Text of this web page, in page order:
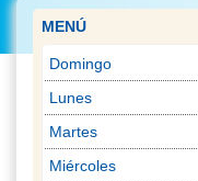
MENÚ
Domingo
Lunes
Martes
Miércoles